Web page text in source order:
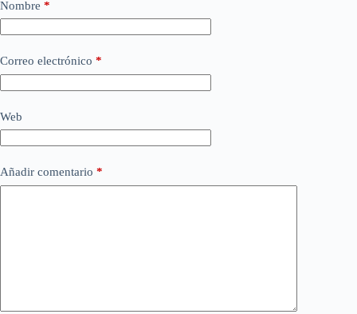
Nombre *
Correo electrónico *
Web
Añadir comentario *